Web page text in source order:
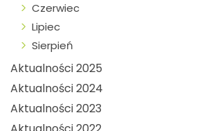
Czerwiec
Lipiec
Sierpień
Aktualności 2025
Aktualności 2024
Aktualności 2023